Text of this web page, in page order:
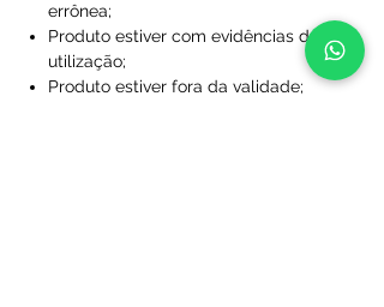
errônea;
Produto estiver com evidências de
utilização;
Produto estiver fora da validade;